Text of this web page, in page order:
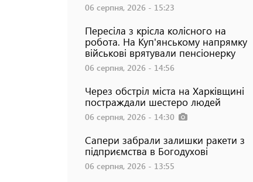
06 серпня, 2026 - 15:23
Пересіла з крісла колісного на
робота. На Куп'янському напрямку
військові врятували пенсіонерку
06 серпня, 2026 - 14:56
Через обстріл міста на Харківщині
постраждали шестеро людей
06 серпня, 2026 - 14:30
Сапери забрали залишки ракети з
підприємства в Богодухові
06 серпня, 2026 - 13:55